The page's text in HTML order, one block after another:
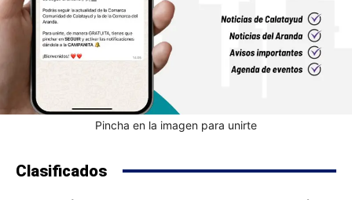
Pincha en la imagen para unirte
Clasificados